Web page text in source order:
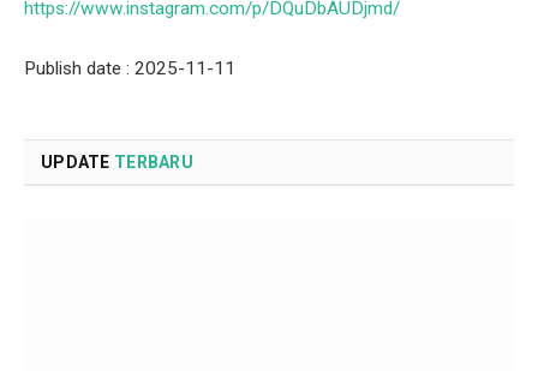
https://www.instagram.com/p/DQuDbAUDjmd/
Publish date : 2025-11-11
UPDATE TERBARU